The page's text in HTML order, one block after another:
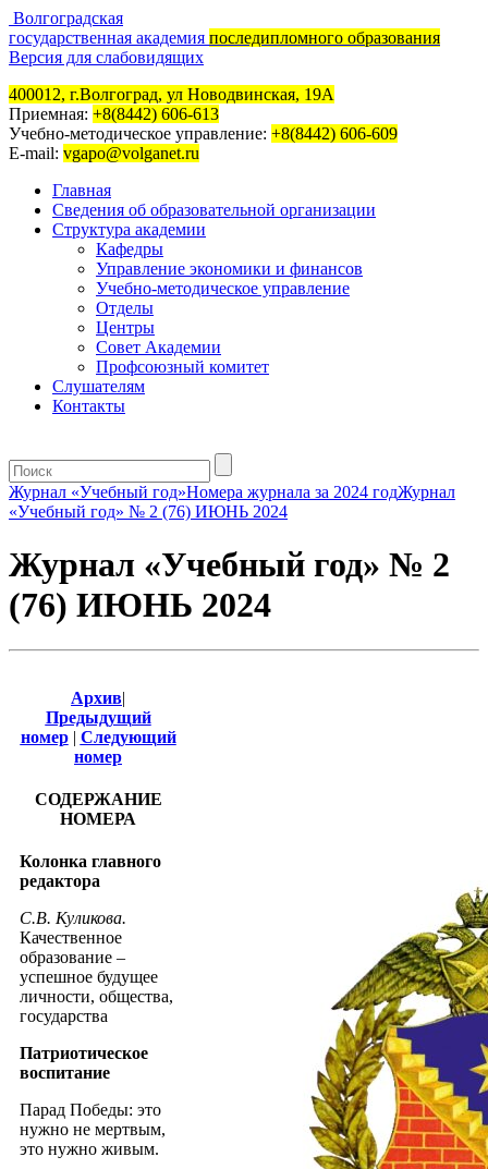
Волгоградская
государственная академия последипломного образования
Версия для слабовидящих
400012, г.Волгоград, ул Новодвинская, 19А
Приемная: +8(8442) 606-613
Учебно-методическое управление: +8(8442) 606-609
E-mail: vgapo@volganet.ru
Главная
Сведения об образовательной организации
Структура академии
Кафедры
Управление экономики и финансов
Учебно-методическое управление
Отделы
Центры
Совет Академии
Профсоюзный комитет
Слушателям
Контакты
Журнал «Учебный год»Номера журнала за 2024 годЖурнал
«Учебный год» № 2 (76) ИЮНЬ 2024
Журнал «Учебный год» № 2
(76) ИЮНЬ 2024
Архив|
Предыдущий
номер| Следующий
номер
СОДЕРЖАНИЕ
НОМЕРА
Колонка главного
редактора
С.В. Куликова.
Качественное
образование –
успешное будущее
личности, общества,
государства
Патриотическое
воспитание
Парад Победы: это
нужно не мертвым,
это нужно живым.